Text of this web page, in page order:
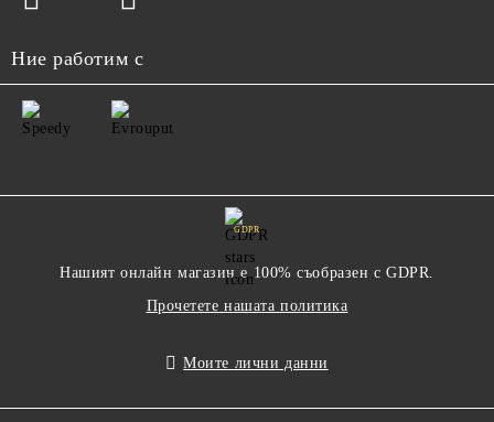
Ние работим с
GDPR
Нашият онлайн магазин е 100% съобразен с GDPR.
Прочетете нашата политика
Моите лични данни